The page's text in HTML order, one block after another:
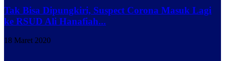
Tak Bisa Dipungkiri, Suspect Corona Masuk Lagi
ke RSUD Ali Hanafiah...
18 Maret 2020